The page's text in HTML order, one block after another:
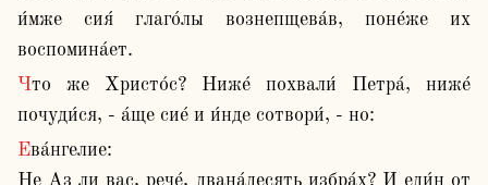
и́мже сия́ глаго́лы вознепщева́в, поне́же их
воспомина́ет.
Что же Христо́с? Ниже́ похвали́ Петра́, ниже́
почуди́ся, - а́ще сие́ и и́нде сотвори́, - но:
Ева́нгелие:
Не Аз ли вас, рече́, двана́десять избра́х? И еди́н от